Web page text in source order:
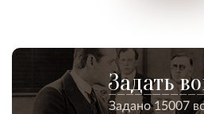
Задать
Задано 15007